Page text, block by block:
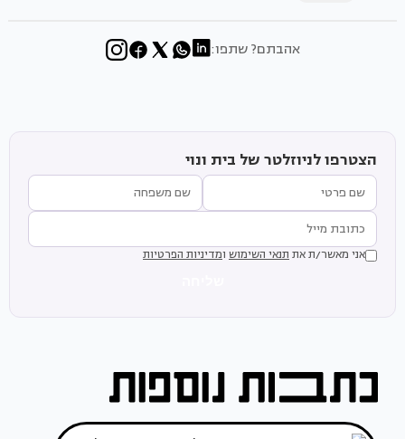
אהבתם? שתפו:
הצטרפו לניוזלטר של בית ונוי
אני מאשר/ת את תנאי השימוש ומדיניות הפרטיות